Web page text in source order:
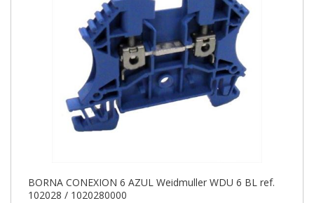
BORNA CONEXION 6 AZUL Weidmuller WDU 6 BL ref.
102028 / 1020280000